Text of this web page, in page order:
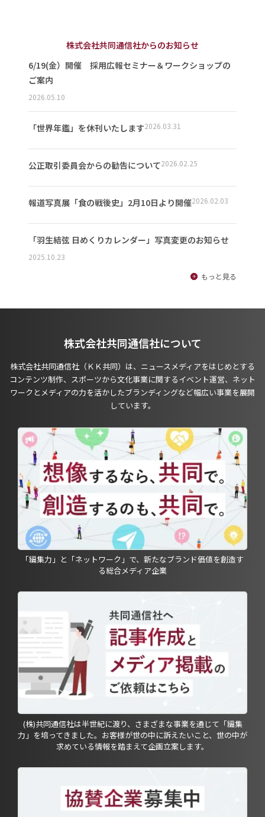
株式会社共同通信社からのお知らせ
6/19(金）開催 採用広報セミナー＆ワークショップの
ご案内
2026.05.10
「世界年鑑」を休刊いたします2026.03.31
公正取引委員会からの勧告について2026.02.25
報道写真展「食の戦後史」2月10日より開催2026.02.03
「羽生結弦 日めくりカレンダー」写真変更のお知らせ
2025.10.23
もっと見る
株式会社共同通信社について
株式会社共同通信社（ＫＫ共同）は、ニュースメディアをはじめとする
コンテンツ制作、スポーツから文化事業に関するイベント運営、ネット
ワークとメディアの力を活かしたブランディングなど幅広い事業を展開
しています。
「編集力」と「ネットワーク」で、新たなブランド価値を創造す
る総合メディア企業
(株)共同通信社は半世紀に渡り、さまざまな事業を通じて「編集
力」を培ってきました。お客様が世の中に訴えたいこと、世の中が
求めている情報を踏まえて企画立案します。